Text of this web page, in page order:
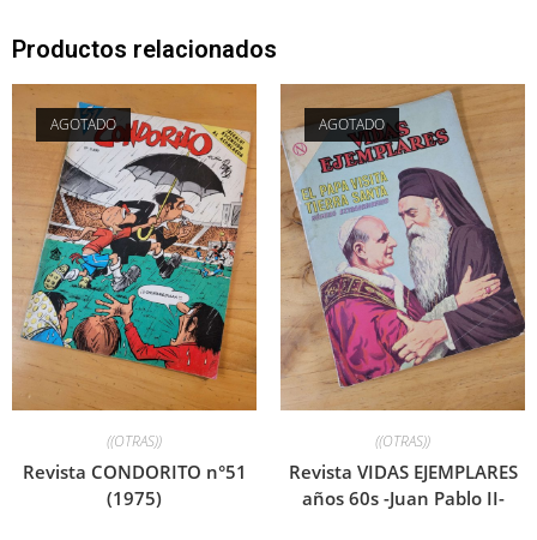
Productos relacionados
AGOTADO
((OTRAS))
Revista CONDORITO n°51
(1975)
AGOTADO
((OTRAS))
Revista VIDAS EJEMPLARES
años 60s -Juan Pablo II-